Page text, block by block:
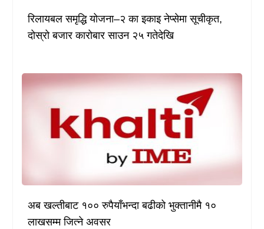
रिलायबल समृद्धि योजना–२ का इकाइ नेप्सेमा सूचीकृत,
दोस्रो बजार कारोबार साउन २५ गतेदेखि
अब खल्तीबाट १०० रुपैयाँभन्दा बढीको भुक्तानीमै १०
लाखसम्म जित्ने अवसर